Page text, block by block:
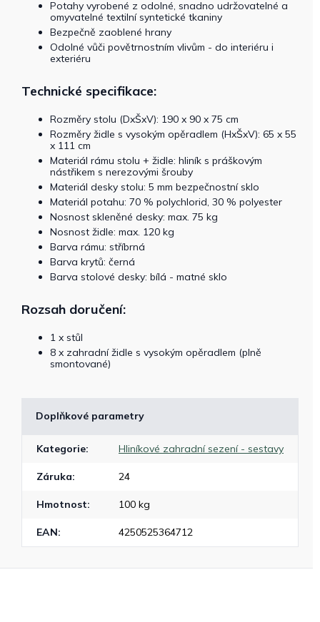
Potahy vyrobené z odolné, snadno udržovatelné a
omyvatelné textilní syntetické tkaniny
Bezpečně zaoblené hrany
Odolné vůči povětrnostním vlivům - do interiéru i
exteriéru
Technické specifikace:
Rozměry stolu (DxŠxV): 190 x 90 x 75 cm
Rozměry židle s vysokým opěradlem (HxŠxV): 65 x 55
x 111 cm
Materiál rámu stolu + židle: hliník s práškovým
nástřikem s nerezovými šrouby
Materiál desky stolu: 5 mm bezpečnostní sklo
Materiál potahu: 70 % polychlorid, 30 % polyester
Nosnost skleněné desky: max. 75 kg
Nosnost židle: max. 120 kg
Barva rámu: stříbrná
Barva krytů: černá
Barva stolové desky: bílá - matné sklo
Rozsah doručení:
1 x stůl
8 x zahradní židle s vysokým opěradlem (plně
smontované)
Doplňkové parametry
Kategorie: Hliníkové zahradní sezení - sestavy
Záruka: 24
Hmotnost: 100 kg
EAN: 4250525364712